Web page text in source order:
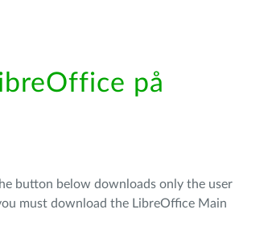
på
button below downloads only the user
must download the LibreOffice Main